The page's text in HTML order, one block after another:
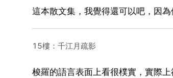
這本散文集，我覺得還可以吧，因
15樓：千江月疏影
梭羅的語言表面上看很樸實，實際